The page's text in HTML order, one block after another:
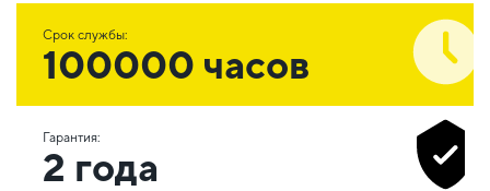
Срок службы:
100000 часов
Гарантия:
2 года